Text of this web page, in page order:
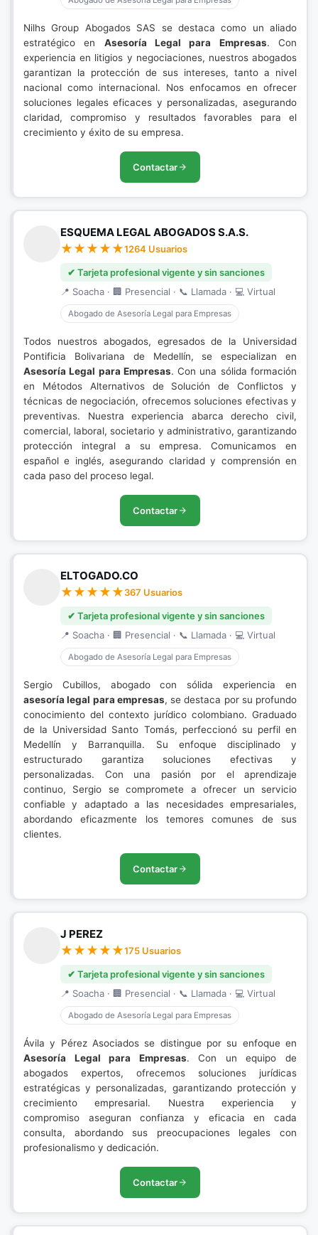
Nilhs Group Abogados SAS se destaca como un aliado
estratégico en Asesoría Legal para Empresas. Con
experiencia en litigios y negociaciones, nuestros abogados
garantizan la protección de sus intereses, tanto a nivel
nacional como internacional. Nos enfocamos en ofrecer
soluciones legales eficaces y personalizadas, asegurando
claridad, compromiso y resultados favorables para el
crecimiento y éxito de su empresa.
Contactar
ESQUEMA LEGAL ABOGADOS S.A.S.
1264 Usuarios
✔ Tarjeta profesional vigente y sin sanciones
📍 Soacha · 🏢 Presencial · 📞 Llamada · 💻 Virtual
Abogado de Asesoría Legal para Empresas
Todos nuestros abogados, egresados de la Universidad
Pontificia Bolivariana de Medellín, se especializan en
Asesoría Legal para Empresas. Con una sólida formación
en Métodos Alternativos de Solución de Conflictos y
técnicas de negociación, ofrecemos soluciones efectivas y
preventivas. Nuestra experiencia abarca derecho civil,
comercial, laboral, societario y administrativo, garantizando
protección integral a su empresa. Comunicamos en
español e inglés, asegurando claridad y comprensión en
cada paso del proceso legal.
Contactar
ELTOGADO.CO
367 Usuarios
✔ Tarjeta profesional vigente y sin sanciones
📍 Soacha · 🏢 Presencial · 📞 Llamada · 💻 Virtual
Abogado de Asesoría Legal para Empresas
Sergio Cubillos, abogado con sólida experiencia en
asesoría legal para empresas, se destaca por su profundo
conocimiento del contexto jurídico colombiano. Graduado
de la Universidad Santo Tomás, perfeccionó su perfil en
Medellín y Barranquilla. Su enfoque disciplinado y
estructurado garantiza soluciones efectivas y
personalizadas. Con una pasión por el aprendizaje
continuo, Sergio se compromete a ofrecer un servicio
confiable y adaptado a las necesidades empresariales,
abordando eficazmente los temores comunes de sus
clientes.
Contactar
J PEREZ
175 Usuarios
✔ Tarjeta profesional vigente y sin sanciones
📍 Soacha · 🏢 Presencial · 📞 Llamada · 💻 Virtual
Abogado de Asesoría Legal para Empresas
Ávila y Pérez Asociados se distingue por su enfoque en
Asesoría Legal para Empresas. Con un equipo de
abogados expertos, ofrecemos soluciones jurídicas
estratégicas y personalizadas, garantizando protección y
crecimiento empresarial. Nuestra experiencia y
compromiso aseguran confianza y eficacia en cada
consulta, abordando sus preocupaciones legales con
profesionalismo y dedicación.
Contactar